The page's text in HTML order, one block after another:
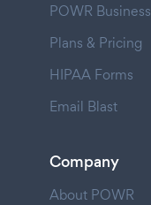
POWR Business
Plans & Pricing
HIPAA Forms
Email Blast
Company
About POWR